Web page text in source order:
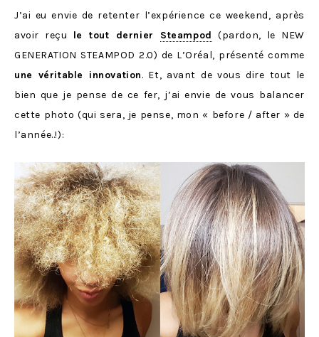
J’ai eu envie de retenter l’expérience ce weekend, après
avoir reçu le tout dernier Steampod (pardon, le NEW
GENERATION STEAMPOD 2.0) de L’Oréal, présenté comme
une véritable innovation. Et, avant de vous dire tout le
bien que je pense de ce fer, j’ai envie de vous balancer
cette photo (qui sera, je pense, mon « before / after » de
l’année..!):